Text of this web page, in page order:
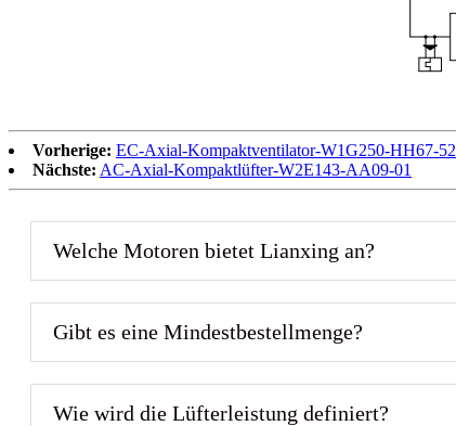
Vorherige: EC-Axial-Kompaktventilator-W1G250-HH67-52
Nächste: AC-Axial-Kompaktlüfter-W2E143-AA09-01
Welche Motoren bietet Lianxing an?
Gibt es eine Mindestbestellmenge?
Wie wird die Lüfterleistung definiert?